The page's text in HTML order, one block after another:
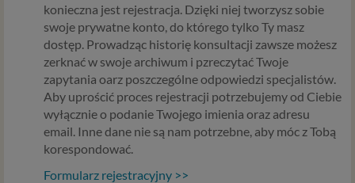
konieczna jest rejestracja. Dzięki niej tworzysz sobie
swoje prywatne konto, do którego tylko Ty masz
dostęp. Prowadząc historię konsultacji zawsze możesz
zerknać w swoje archiwum i pzreczytać Twoje
zapytania oarz poszczególne odpowiedzi specjalistów.
Aby uprościć proces rejestracji potrzebujemy od Ciebie
wyłącznie o podanie Twojego imienia oraz adresu
email. Inne dane nie są nam potrzebne, aby móc z Tobą
korespondować.
Formularz rejestracyjny >>